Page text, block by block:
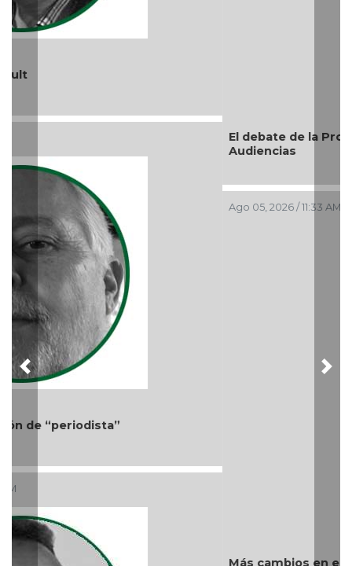
El debate de la Protección de los Derechos de las
Audiencias
Más cambios en el gobierno de AVA
Previous